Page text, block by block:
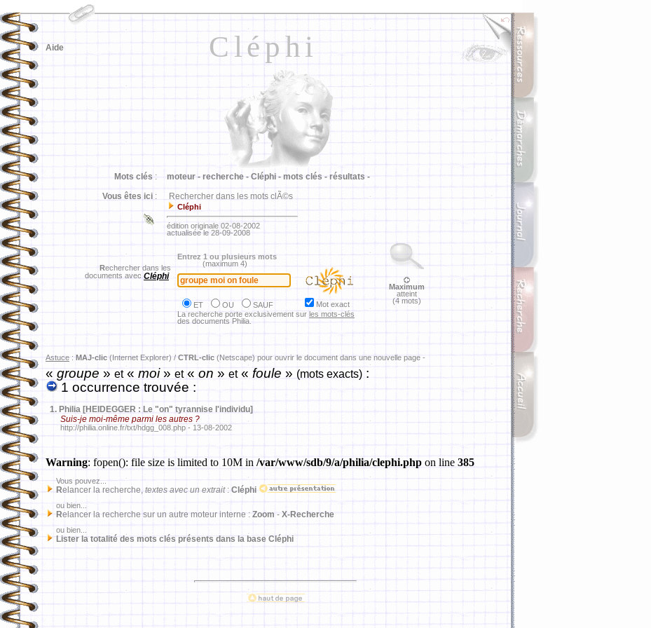
Cléphi
Aide
Mots clés : moteur - recherche - Cléphi - mots clés - résultats -
Vous êtes ici : Rechercher dans les mots clÃ©s
Cléphi
édition originale 02-08-2002
actualisée le 28-09-2008
Rechercher dans les
documents avec Cléphi
Entrez 1 ou plusieurs mots
(maximum 4)
ET OU SAUF
Mot exact
La recherche porte exclusivement sur les mots-clés
des documents Philia.
Maximum
atteint
(4 mots)
Astuce : MAJ-clic (Internet Explorer) / CTRL-clic (Netscape) pour ouvrir le document dans une nouvelle page -
«groupe» et« moi» et« on » et« foule » (mots exacts) :
1 occurrence trouvée :
1. Philia [HEIDEGGER : Le "on" tyrannise l'individu]
Suis-je moi-même parmi les autres ?
http://philia.online.fr/txt/hdgg_008.php - 13-08-2002
Warning: fopen(): file size is limited to 10M in /var/www/sdb/9/a/philia/clephi.php on line 385
Vous pouvez...
Relancer la recherche, textes avec un extrait: Cléphi
ou bien...
Relancer la recherche sur un autre moteur interne : Zoom - X-Recherche
ou bien...
Lister la totalité des mots clés présents dans la base Cléphi